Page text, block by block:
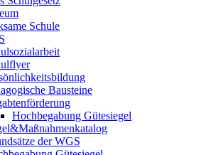
Schule
Bausteine
Hochbegabung Gütesiegel
der WGS